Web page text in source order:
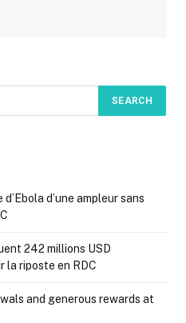
d’une ampleur sans
242 millions USD
la riposte en RDC
and generous rewards at